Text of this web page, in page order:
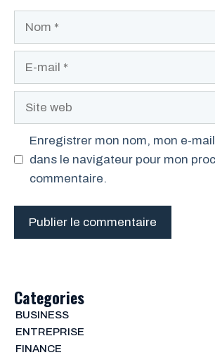
Enregistrer mon nom, mon e-
dans le navigateur pour mon
commentaire.
Categories
BUSINESS
ENTREPRISE
FINANCE